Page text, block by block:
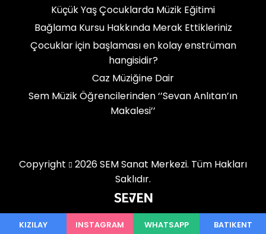
Küçük Yaş Çocuklarda Müzik Eğitimi
Bağlama Kursu Hakkında Merak Ettikleriniz
Çocuklar için başlaması en kolay enstrüman
hangisidir?
Caz Müziğine Dair
Sem Müzik Öğrencilerinden ‘’Sevan Anlıtan’ın
Makalesi’’
Copyright 2026SEM Sanat Merkezi. Tüm Hakları
Saklıdır.
KIZILAY INSTAGRAM WHATSAPP BATIKENT